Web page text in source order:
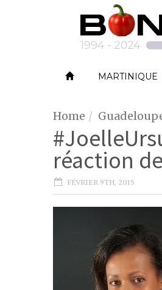
MARTINIQUE
Home
réaction
FÉVRIER 9TH, 2015